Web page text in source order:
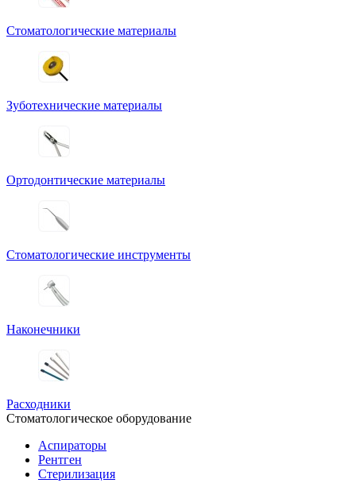
Стоматологические материалы
Зуботехнические материалы
Ортодонтические материалы
Стоматологические инструменты
Наконечники
Расходники
Стоматологическое оборудование
Аспираторы
Рентген
Стерилизация